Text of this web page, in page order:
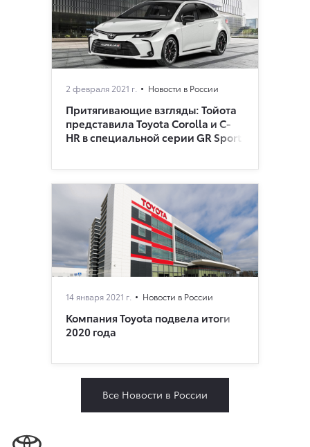
2 февраля 2021 г. Новости в России
Притягивающие взгляды: Тойота
представила Toyota Corolla и C-
HR в специальной серии GR Sport
14 января 2021 г. Новости в России
Компания Toyota подвела итоги
2020 года
Все Новости в России